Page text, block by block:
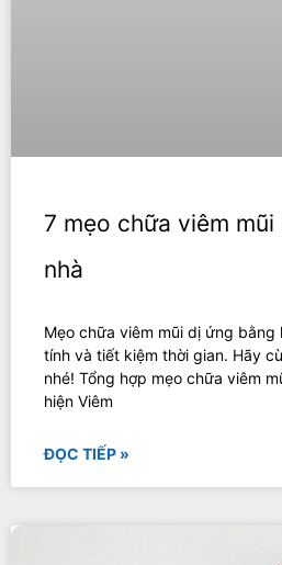
7 mẹo chữa viêm
nhà
Mẹo chữa viêm mũi dị ứng
tính và tiết kiệm thời gian. Hãy
nhé! Tổng hợp mẹo chữa viêm
hiện Viêm
ĐỌC TIẾP »